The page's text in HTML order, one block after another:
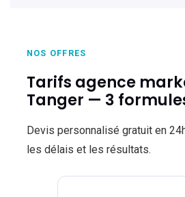
NOS OFFRES
Tarifs agence
Tanger — 3
Devis personnalisé gratuit en
les délais et les résultats.